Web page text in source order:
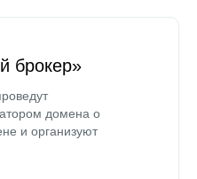
брокер»
домена о
и организуют